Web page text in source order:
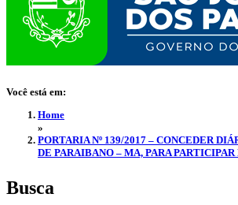
Você está em:
Home
»
PORTARIA Nº 139/2017 – CONCEDER
DE PARAIBANO – MA, PARA
Busca